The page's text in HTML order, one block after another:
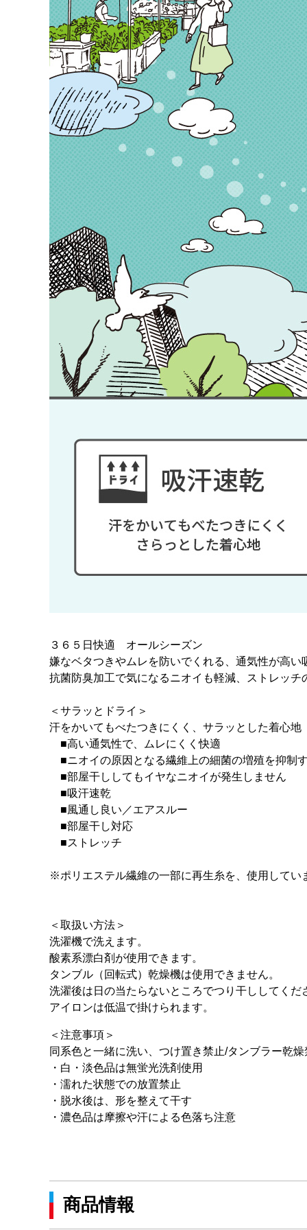
３６５日快適 オールシーズン
嫌なベタつきやムレを防いでくれる、通気性が高
抗菌防臭加工で気になるニオイも軽減、ストレッ
＜サラッとドライ＞
汗をかいてもべたつきにくく、サラッとした着心地
■高い通気性で、ムレにくく快適
■ニオイの原因となる繊維上の細菌の増殖を抑制
■部屋干ししてもイヤなニオイが発生しません
■吸汗速乾
■風通し良い／エアスルー
■部屋干し対応
■ストレッチ
※ポリエステル繊維の一部に再生糸を、使用してい
＜取扱い方法＞
洗濯機で洗えます。
酸素系漂白剤が使用できます。
タンブル（回転式）乾燥機は使用できません。
洗濯後は日の当たらないところでつり干ししてくだ
アイロンは低温で掛けられます。
＜注意事項＞
同系色と一緒に洗い、つけ置き禁止/タンブラー乾
・白・淡色品は無蛍光洗剤使用
・濡れた状態での放置禁止
・脱水後は、形を整えて干す
・濃色品は摩擦や汗による色落ち注意
商品情報